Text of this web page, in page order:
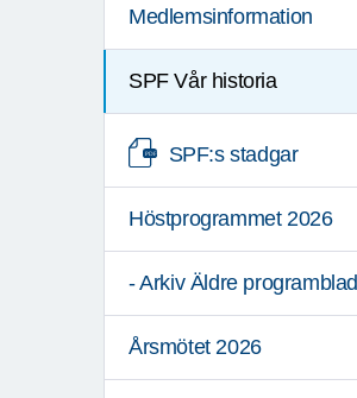
Medlemsinformation
SPF Vår historia
SPF:s stadgar
Höstprogrammet 2026
- Arkiv Äldre programblad
Årsmötet 2026